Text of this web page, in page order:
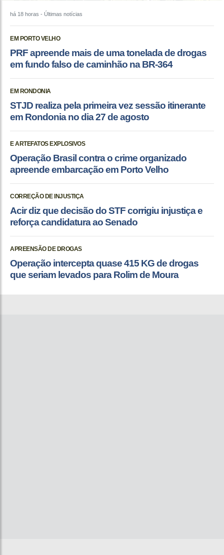
há 18 horas - Últimas notícias
EM PORTO VELHO
PRF apreende mais de uma tonelada de drogas
em fundo falso de caminhão na BR-364
EM RONDONIA
STJD realiza pela primeira vez sessão itinerante
em Rondonia no dia 27 de agosto
E ARTEFATOS EXPLOSIVOS
Operação Brasil contra o crime organizado
apreende embarcação em Porto Velho
CORREÇÃO DE INJUSTIÇA
Acir diz que decisão do STF corrigiu injustiça e
reforça candidatura ao Senado
APREENSÃO DE DROGAS
Operação intercepta quase 415 KG de drogas
que seriam levados para Rolim de Moura